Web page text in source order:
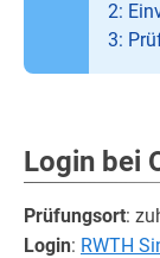
2:
3:
Login bei
Prüfungsort:
Login: RWTH